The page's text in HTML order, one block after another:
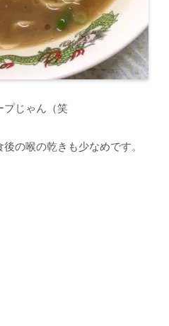
プじゃん（笑
の喉の乾きも少なめです。